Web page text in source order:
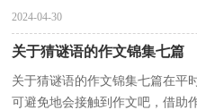
和创造性。那么你知道一篇好的
2024-04-30
关于猜谜语的作文锦集七篇
关于猜谜语的作文锦集七篇在平
可避免地会接触到作文吧，借助